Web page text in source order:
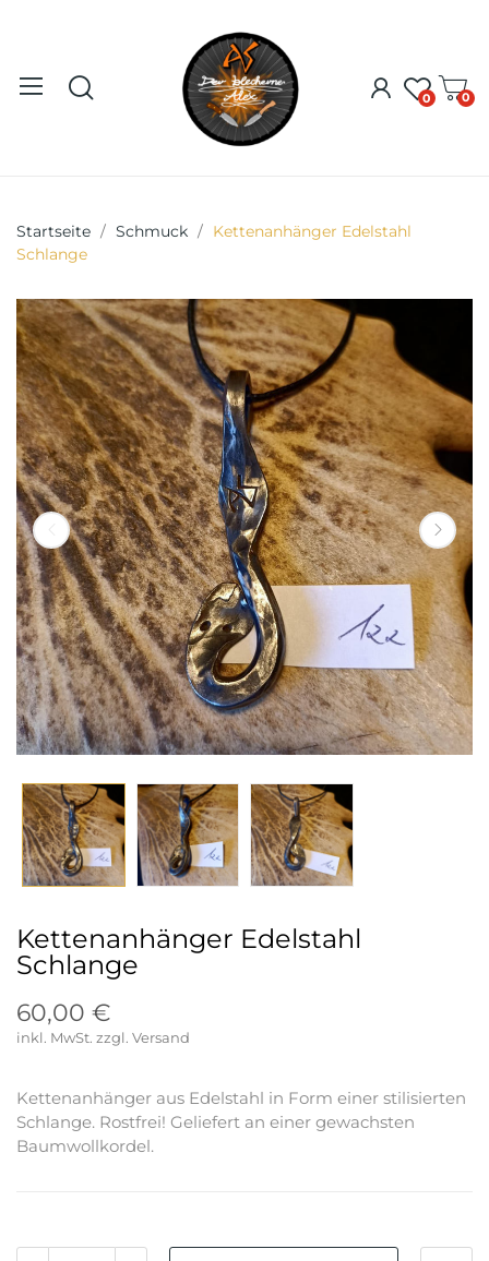
0 0
Startseite Schmuck
Kettenanhänger Edelstahl
Schlange
Kettenanhänger Edelstahl
Schlange
60,00 €
inkl. MwSt.
Kettenanhänger aus Edelstahl in Form einer stilisierten
Schlange. Rostfrei! Geliefert an einer gewachsten
Baumwollkordel.